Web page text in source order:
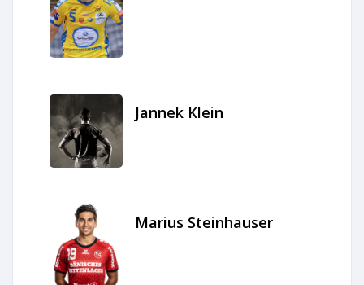
Jannek Klein
Marius Steinhauser